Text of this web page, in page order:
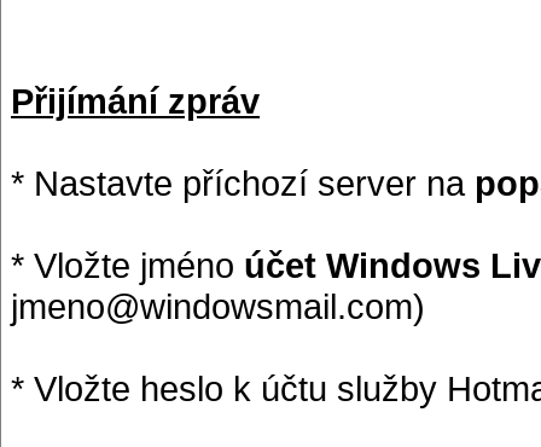
Přijímání zpráv
* Nastavte příchozí server na
* Vložte jméno účet Windows
jmeno@windowsmail.com)
* Vložte heslo k účtu služby